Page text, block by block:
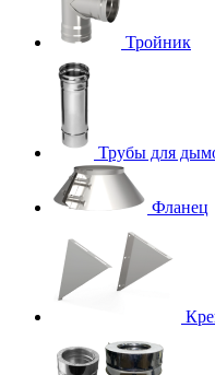
Тройник
Трубы для
Фланец